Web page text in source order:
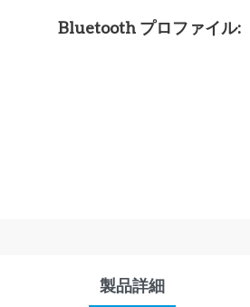
Bluetooth プロファイル:
製品詳細